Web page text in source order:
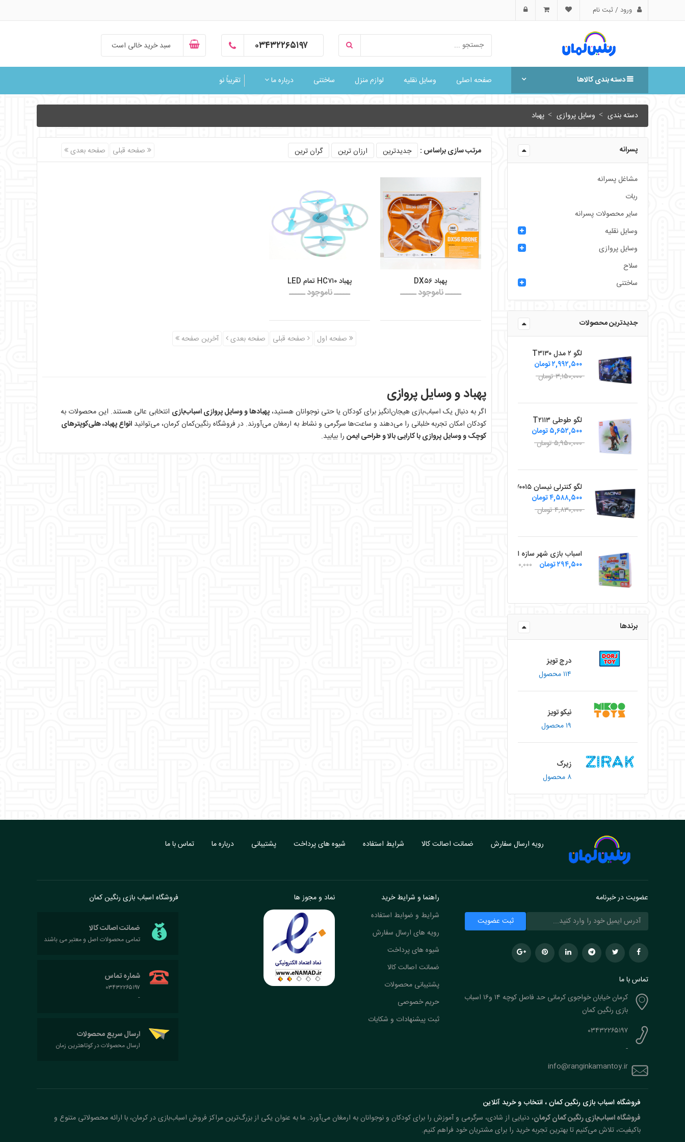
ورود / ثبت نام
۰۳۴۳۲۲۶۵۱۹۷ سبد خرید خالی است
دسته بندی کالاها صفحه اصلی وسایل نقلیه لوازم منزل ساختنی درباره ما تقریباً نو
دسته بندی وسایل پروازی پهباد
پسرانه
مشاغل پسرانه
ربات
سایر محصولات پسرانه
وسایل نقلیه
وسایل پروازی
سلاح
ساختنی
جدیدترین محصولات
لگو ۲ مدل T۳۱۳۰
۲,۹۹۲,۵۰۰ تومان
۳,۱۵۰,۰۰۰ تومان
لگو طوطی T۲۱۱۳
۵,۶۵۲,۵۰۰ تومان
۵,۹۵۰,۰۰۰ تومان
لگو کنترلی نیسان ۷۰۰۱۵
۴,۵۸۸,۵۰۰ تومان
۴,۸۳۰,۰۰۰ تومان
اسباب بازی شهر سازه ای زینگو
۲۹۴,۵۰۰ تومان
۳۱۰,۰۰۰ تومان
برندها
درج تویز
۱۱۴ محصول
نیکو تویز
۱۹ محصول
زیرک
۸ محصول
مرتب سازی براساس : جدیدترین ارزان ترین گران ترین صفحه قبلی صفحه بعدی
پهباد DX۵۶
ـــــ ناموجود ـــــ
پهباد HC۷۱۰ تمام LED
ـــــ ناموجود ـــــ
صفحه اول صفحه قبلی صفحه بعدی آخرین صفحه
پهباد و وسایل پروازی
اگر به دنبال یک اسباب‌بازی هیجان‌انگیز برای کودکان یا حتی نوجوانان هستید،پهبادها و وسایل پروازی اسباب‌بازی انتخابی عالی هستند. این محصولات به
کودکان امکان تجربه خلبانی را می‌دهند و ساعت‌ها سرگرمی و نشاط به ارمغان می‌آورند. در فروشگاه رنگین‌کمان کرمان، می‌توانیدانواع پهباد، هلی‌کوپترهای
کوچک و وسایل پروازی با کارایی بالا و طراحی ایمن را بیابید.
رویه ارسال سفارش ضمانت اصالت کالا شرایط استفاده شیوه های پرداخت پشتیبانی درباره ما تماس با ما
عضویت در خبرنامه
تماس با ما
کرمان خیابان خواجوی کرمانی حد فاصل کوچه ۱۴ و۱۶ اسباب
بازی رنگین کمان
۰۳۴۳۲۲۶۵۱۹۷
-
info@ranginkamantoy.ir
راهنما و شرایط خرید
شرایط و ضوابط استفاده
رویه های ارسال سفارش
شیوه های پرداخت
ضمانت اصالت کالا
پشتیبانی محصولات
حریم خصوصی
ثبت پیشنهادات و شکایات
نماد و مجوز ها فروشگاه اسباب بازی رنگین کمان
ضمانت اصالت کالا
تمامی محصولات اصل و معتبر می باشند
شماره تماس
۰۳۴۳۲۲۶۵۱۹۷
-
ارسال سریع محصولات
ارسال محصولات در کوتاهترین زمان
فروشگاه اسباب بازی رنگین کمان ، انتخاب و خرید آنلاین
فروشگاه اسباب‌بازی رنگین کمان کرمان، دنیایی از شادی، سرگرمی و آموزش را برای کودکان و نوجوانان به ارمغان می‌آورد. ما به عنوان یکی از بزرگ‌ترین مراکز فروش اسباب‌بازی در کرمان، با ارائه محصولاتی متنوع و
باکیفیت، تلاش می‌کنیم تا بهترین تجربه خرید را برای مشتریان خود فراهم کنیم.